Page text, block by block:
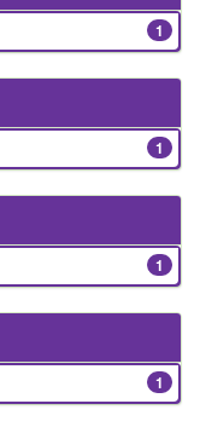
1
1
1
1